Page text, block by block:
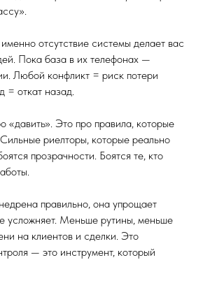
отсутствие системы делает вас
Пока база в их телефонах —
Любой конфликт = риск потери
= откат назад.
«давить». Это про правила, которые
риелторы, которые реально
прозрачности. Боятся те, кто
правильно, она упрощает
усложняет. Меньше рутины, меньше
на клиентов и сделки. Это
— это инструмент, который